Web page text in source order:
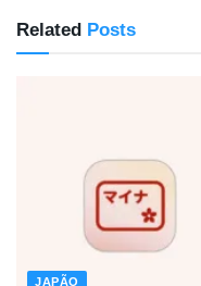
Related Posts
JAPÃO